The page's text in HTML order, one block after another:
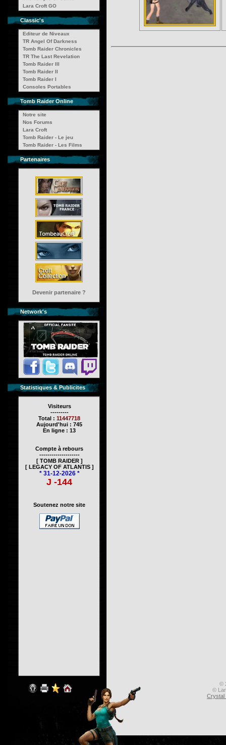
Lara Croft GO
Classic's
Editeur de Niveaux
TR Angel Of Darkness
Tomb Raider Chronicles
TR The Last Revelation
Tomb Raider III
Tomb Raider II
Tomb Raider I
Consoles Portables
Tomb Raider Online
Notre site
Nos Forums
Lara Croft
Tomb Raider - Le jeu
Tomb Raider - Les Films
Partenaires
Devenir partenaire ?
Network's
Statistiques & Publicites
Visiteurs
---------
Total : 11447718
Aujourd'hui : 745
En ligne : 13
Compte à rebours
--------------------
[ TOMB RAIDER ]
[ LEGACY OF ATLANTIS ]
* 31-12-2026 *
J -144
Soutenez notre site
©
©
Crystal